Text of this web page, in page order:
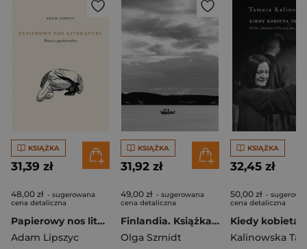
KSIĄŻKA
31,39 zł
48,00 zł - sugerowana
cena detaliczna
Papierowy nos literatury Pisanie i psychoanaliza
Adam Lipszyc
KSIĄŻKA
31,92 zł
49,00 zł - sugerowana
cena detaliczna
Finlandia. Książka do pisania
Olga Szmidt
KSIĄŻKA
32,45 zł
50,00 zł -
cena detaliczna
Kalinowska